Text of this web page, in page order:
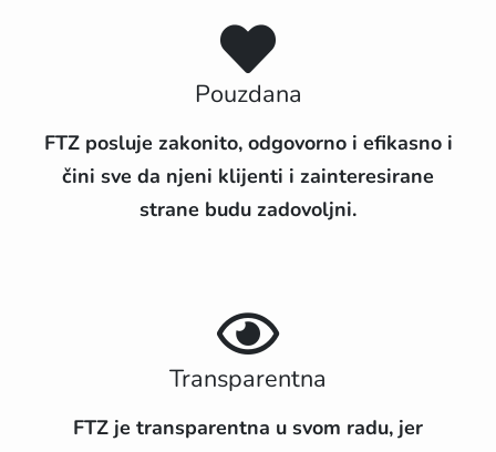
Pouzdana
FTZ posluje zakonito, odgovorno i efikasno i
čini sve da njeni klijenti i zainteresirane
strane budu zadovoljni.
Transparentna
FTZ je transparentna u svom radu, jer